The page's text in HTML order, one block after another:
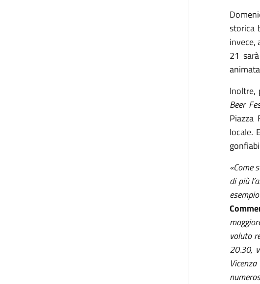
storica
invece,
21
Inoltre,
Beer
Piazza
locale.
«Come
di più
voluto
20.30,